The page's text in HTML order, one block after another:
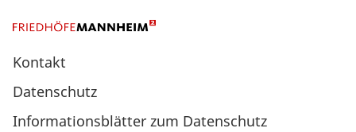
Kontakt
Datenschutz
Informationsblätter zum Datenschutz